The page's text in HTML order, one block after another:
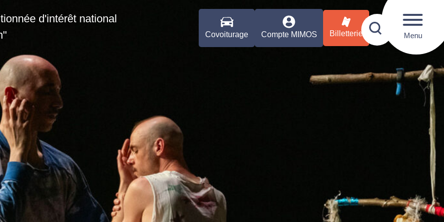
d'intérêt national
Covoiturage Compte MIMOS Billetterie Menu